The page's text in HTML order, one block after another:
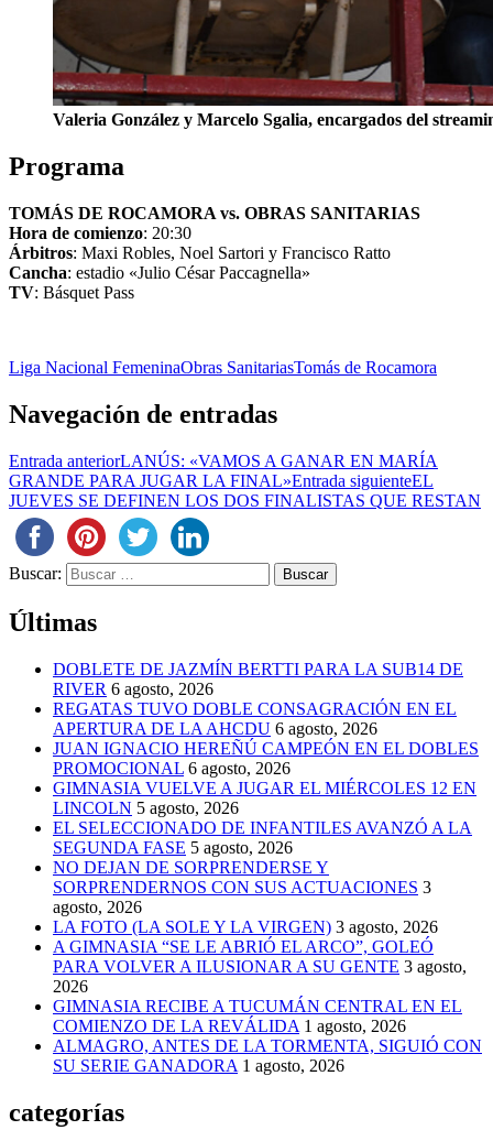
Valeria González y Marcelo Sgalia, encargados del
Programa
TOMÁS DE ROCAMORA vs. OBRAS SANITARIAS
Hora de comienzo: 20:30
Árbitros: Maxi Robles, Noel Sartori y Francisco Ratto
Cancha: estadio «Julio César Paccagnella»
TV: Básquet Pass
Liga Nacional FemeninaObras SanitariasTomás de Rocamora
Navegación de entradas
Entrada anteriorLANÚS: «VAMOS A GANAR EN MARÍA
GRANDE PARA JUGAR LA FINAL»Entrada siguienteEL
JUEVES SE DEFINEN LOS DOS FINALISTAS QUE RESTAN
Buscar:
Últimas
DOBLETE DE JAZMÍN BERTTI PARA LA SUB14 DE
RIVER 6 agosto, 2026
REGATAS TUVO DOBLE CONSAGRACIÓN EN EL
APERTURA DE LA AHCDU 6 agosto, 2026
JUAN IGNACIO HEREÑÚ CAMPEÓN EN EL DOBLES
PROMOCIONAL 6 agosto, 2026
GIMNASIA VUELVE A JUGAR EL MIÉRCOLES 12 EN
LINCOLN 5 agosto, 2026
EL SELECCIONADO DE INFANTILES AVANZÓ A LA
SEGUNDA FASE 5 agosto, 2026
NO DEJAN DE SORPRENDERSE Y
SORPRENDERNOS CON SUS ACTUACIONES 3
agosto, 2026
LA FOTO (LA SOLE Y LA VIRGEN) 3 agosto, 2026
A GIMNASIA “SE LE ABRIÓ EL ARCO”, GOLEÓ
PARA VOLVER A ILUSIONAR A SU GENTE 3 agosto,
2026
GIMNASIA RECIBE A TUCUMÁN CENTRAL EN EL
COMIENZO DE LA REVÁLIDA 1 agosto, 2026
ALMAGRO, ANTES DE LA TORMENTA, SIGUIÓ CON
SU SERIE GANADORA 1 agosto, 2026
categorías